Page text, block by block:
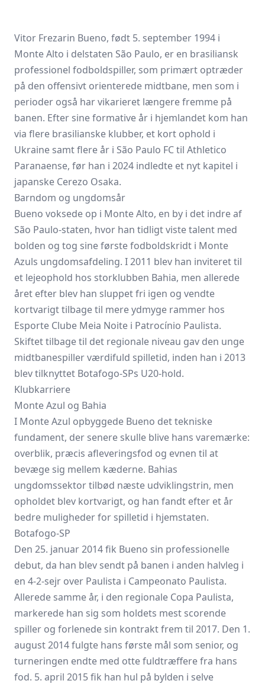
Vitor Frezarin Bueno, født 5. september 1994 i
Monte Alto i delstaten São Paulo, er en brasiliansk
professionel fodboldspiller, som primært optræder
på den offensivt orienterede midtbane, men som i
perioder også har vikarieret længere fremme på
banen. Efter sine formative år i hjemlandet kom han
via flere brasilianske klubber, et kort ophold i
Ukraine samt flere år i São Paulo FC til Athletico
Paranaense, før han i 2024 indledte et nyt kapitel i
japanske Cerezo Osaka.
Barndom og ungdomsår
Bueno voksede op i Monte Alto, en by i det indre af
São Paulo-staten, hvor han tidligt viste talent med
bolden og tog sine første fodboldskridt i Monte
Azuls ungdomsafdeling. I 2011 blev han inviteret til
et lejeophold hos storklubben Bahia, men allerede
året efter blev han sluppet fri igen og vendte
kortvarigt tilbage til mere ydmyge rammer hos
Esporte Clube Meia Noite i Patrocínio Paulista.
Skiftet tilbage til det regionale niveau gav den unge
midtbanespiller værdifuld spilletid, inden han i 2013
blev tilknyttet Botafogo-SPs U20-hold.
Klubkarriere
Monte Azul og Bahia
I Monte Azul opbyggede Bueno det tekniske
fundament, der senere skulle blive hans varemærke:
overblik, præcis afleveringsfod og evnen til at
bevæge sig mellem kæderne. Bahias
ungdomssektor tilbød næste udviklingstrin, men
opholdet blev kortvarigt, og han fandt efter et år
bedre muligheder for spilletid i hjemstaten.
Botafogo-SP
Den 25. januar 2014 fik Bueno sin professionelle
debut, da han blev sendt på banen i anden halvleg i
en 4-2-sejr over Paulista i Campeonato Paulista.
Allerede samme år, i den regionale Copa Paulista,
markerede han sig som holdets mest scorende
spiller og forlenede sin kontrakt frem til 2017. Den 1.
august 2014 fulgte hans første mål som senior, og
turneringen endte med otte fuldtræffere fra hans
fod. 5. april 2015 fik han hul på bylden i selve